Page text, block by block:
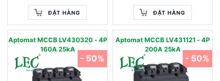
ĐẶT HÀNG ĐẶT HÀNG
Aptomat MCCB LV430320 - 4P
160A 25kA
- 50%
Aptomat MCCB LV431121 - 4P
200A 25kA
- 50%